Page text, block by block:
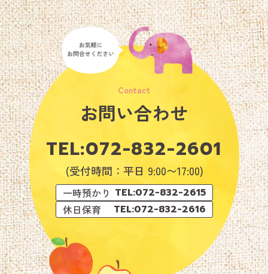
お問い合わせ
TEL:072-832-2601
(受付時間：平日 9:00〜17:00)
一時預かり TEL:072-832-2615
休日保育
TEL:072-832-2616